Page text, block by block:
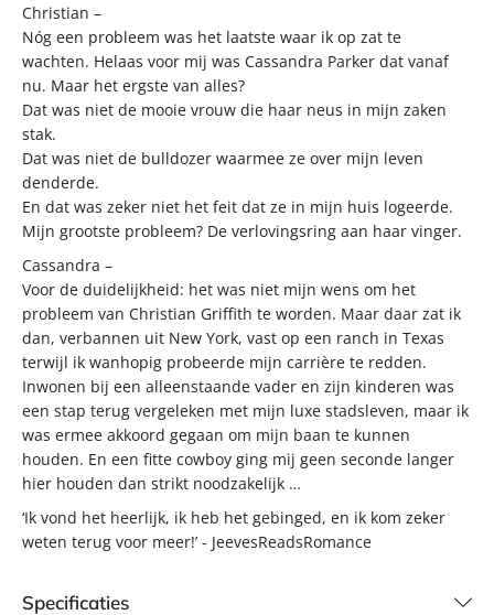
Christian –
Nóg een probleem was het laatste waar ik op zat te
wachten. Helaas voor mij was Cassandra Parker dat vanaf
nu. Maar het ergste van alles?
Dat was niet de mooie vrouw die haar neus in mijn zaken
stak.
Dat was niet de bulldozer waarmee ze over mijn leven
denderde.
En dat was zeker niet het feit dat ze in mijn huis logeerde.
Mijn grootste probleem? De verlovingsring aan haar vinger.
Cassandra –
Voor de duidelijkheid: het was niet mijn wens om het
probleem van Christian Griffith te worden. Maar daar zat ik
dan, verbannen uit New York, vast op een ranch in Texas
terwijl ik wanhopig probeerde mijn carrière te redden.
Inwonen bij een alleenstaande vader en zijn kinderen was
een stap terug vergeleken met mijn luxe stadsleven, maar ik
was ermee akkoord gegaan om mijn baan te kunnen
houden. En een fitte cowboy ging mij geen seconde langer
hier houden dan strikt noodzakelijk …
‘Ik vond het heerlijk, ik heb het gebinged, en ik kom zeker
weten terug voor meer!’ - JeevesReadsRomance
Specificaties